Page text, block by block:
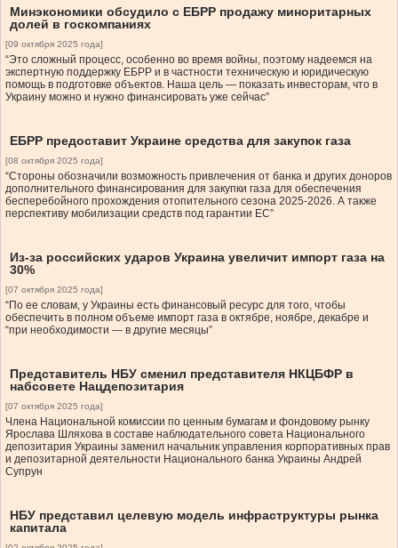
Минэкономики обсудило с ЕБРР продажу миноритарных
долей в госкомпаниях
[09 октября 2025 года]
“Это сложный процесс, особенно во время войны, поэтому надеемся на
экспертную поддержку ЕБРР и в частности техническую и юридическую
помощь в подготовке объектов. Наша цель — показать инвесторам, что в
Украину можно и нужно финансировать уже сейчас”
ЕБРР предоставит Украине средства для закупок газа
[08 октября 2025 года]
“Стороны обозначили возможность привлечения от банка и других доноров
дополнительного финансирования для закупки газа для обеспечения
бесперебойного прохождения отопительного сезона 2025-2026. А также
перспективу мобилизации средств под гарантии ЕС”
Из-за российских ударов Украина увеличит импорт газа на
30%
[07 октября 2025 года]
“По ее словам, у Украины есть финансовый ресурс для того, чтобы
обеспечить в полном объеме импорт газа в октябре, ноябре, декабре и
“при необходимости — в другие месяцы”
Представитель НБУ сменил представителя НКЦБФР в
набсовете Нацдепозитария
[07 октября 2025 года]
Члена Национальной комиссии по ценным бумагам и фондовому рынку
Ярослава Шляхова в составе наблюдательного совета Национального
депозитария Украины заменил начальник управления корпоративных прав
и депозитарной деятельности Национального банка Украины Андрей
Супрун
НБУ представил целевую модель инфраструктуры рынка
капитала